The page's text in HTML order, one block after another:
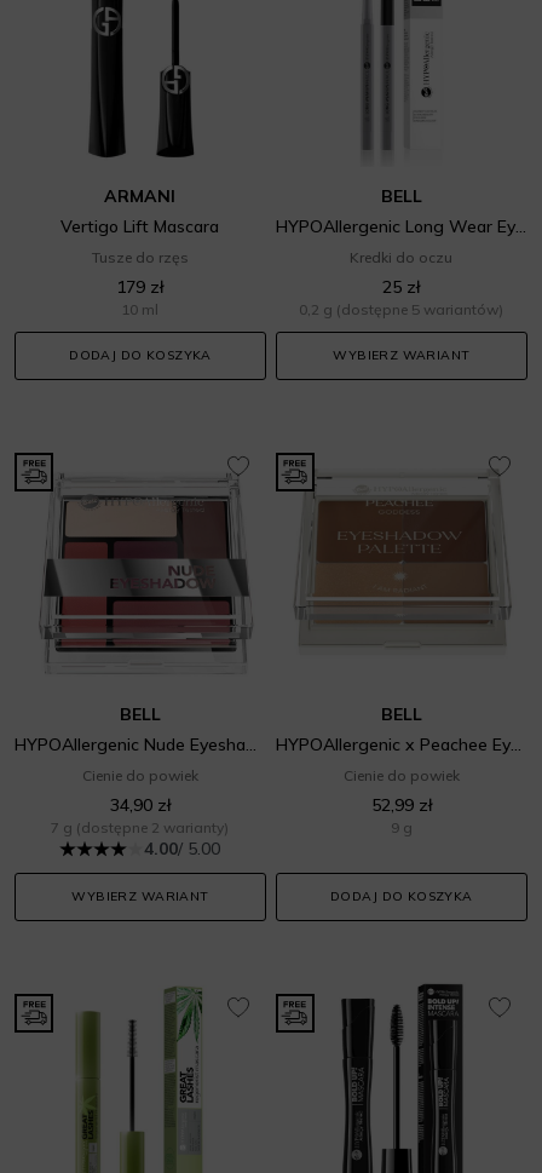
ARMANI
Vertigo Lift Mascara
Tusze do rzęs
179 zł
10 ml
DODAJ DO KOSZYKA
BELL
HYPOAllergenic Long Wear Eye Pencil
Kredki do oczu
25 zł
0,2 g (dostępne 5 wariantów)
WYBIERZ WARIANT
BELL
HYPOAllergenic Nude Eyeshadow
Cienie do powiek
34,90 zł
7 g (dostępne 2 warianty)
4.00/ 5.00
WYBIERZ WARIANT
BELL
HYPOAllergenic x Peachee Eyeshadow Palette
Cienie do powiek
52,99 zł
9 g
DODAJ DO KOSZYKA